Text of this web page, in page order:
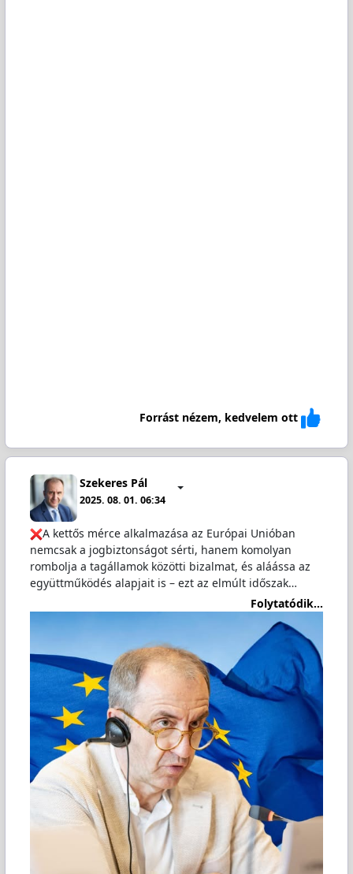
Forrást nézem, kedvelem ott
Szekeres Pál
2025. 08. 01. 06:34
A kettős mérce alkalmazása az Európai Unióban
nemcsak a jogbiztonságot sérti, hanem komolyan
rombolja a tagállamok közötti bizalmat, és aláássa az
együttműködés alapjait is – ezt az elmúlt időszak…
Folytatódik...